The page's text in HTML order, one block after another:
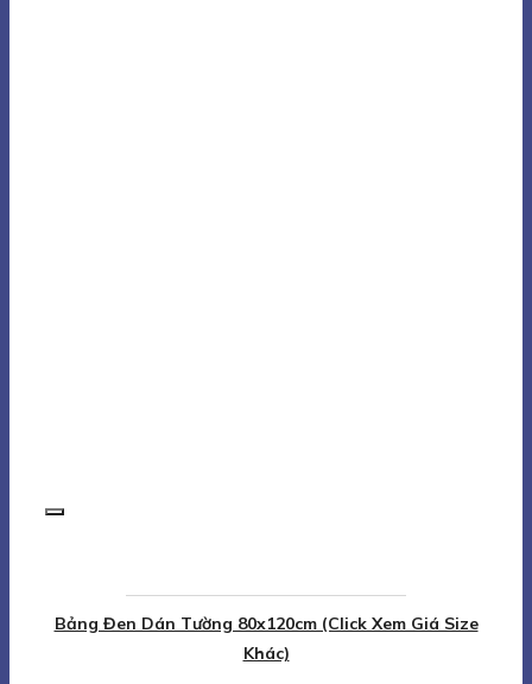
Bảng Đen Dán Tường 80x120cm (Click Xem Giá Size
Khác)